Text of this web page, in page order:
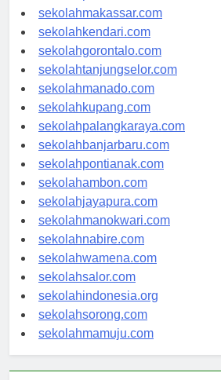
sekolahpalu.com
sekolahmakassar.com
sekolahkendari.com
sekolahgorontalo.com
sekolahtanjungselor.com
sekolahmanado.com
sekolahkupang.com
sekolahpalangkaraya.com
sekolahbanjarbaru.com
sekolahpontianak.com
sekolahambon.com
sekolahjayapura.com
sekolahmanokwari.com
sekolahnabire.com
sekolahwamena.com
sekolahsalor.com
sekolahindonesia.org
sekolahsorong.com